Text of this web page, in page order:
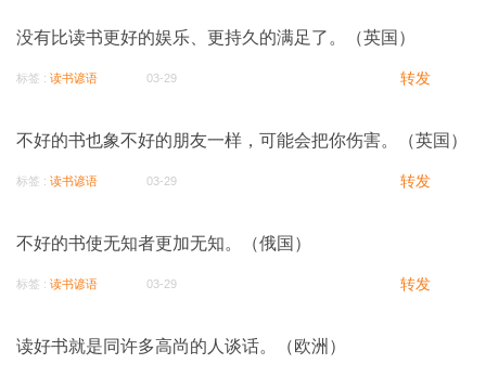
没有比读书更好的娱乐、更持久的满足了。（英国）
标签 : 读书谚语 03-29 转发
不好的书也象不好的朋友一样，可能会把你伤害。（英国）
标签 : 读书谚语 03-29 转发
不好的书使无知者更加无知。（俄国）
标签 : 读书谚语 03-29 转发
读好书就是同许多高尚的人谈话。（欧洲）